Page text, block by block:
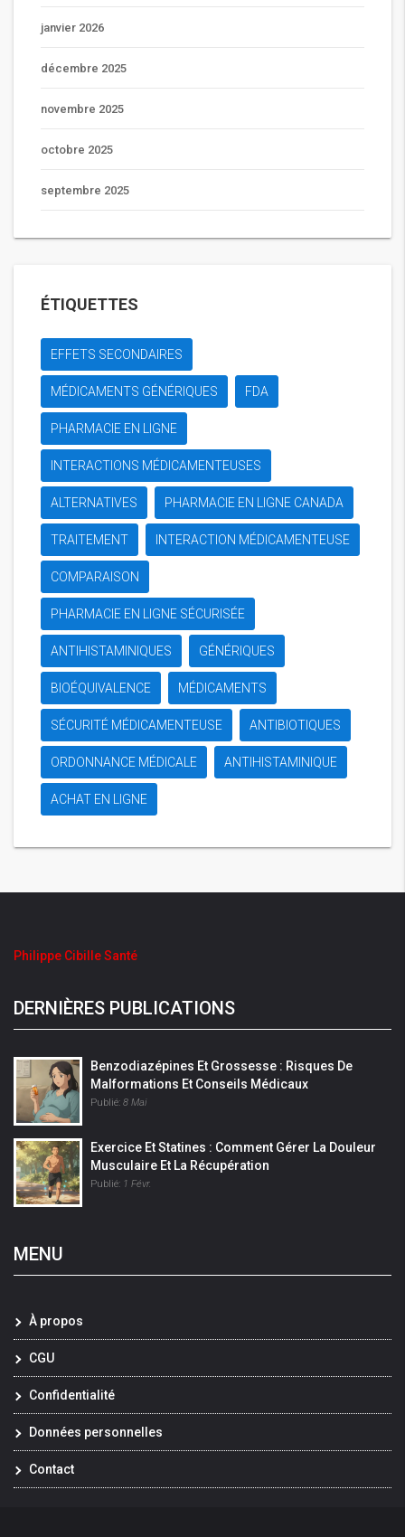
janvier 2026
décembre 2025
novembre 2025
octobre 2025
septembre 2025
ÉTIQUETTES
EFFETS SECONDAIRES
MÉDICAMENTS GÉNÉRIQUES FDA
PHARMACIE EN LIGNE
INTERACTIONS MÉDICAMENTEUSES
ALTERNATIVES PHARMACIE EN LIGNE CANADA
TRAITEMENT INTERACTION MÉDICAMENTEUSE
COMPARAISON
PHARMACIE EN LIGNE SÉCURISÉE
ANTIHISTAMINIQUES GÉNÉRIQUES
BIOÉQUIVALENCE MÉDICAMENTS
SÉCURITÉ MÉDICAMENTEUSE ANTIBIOTIQUES
ORDONNANCE MÉDICALE ANTIHISTAMINIQUE
ACHAT EN LIGNE
Philippe Cibille Santé
DERNIÈRES PUBLICATIONS
Benzodiazépines Et Grossesse : Risques De
Malformations Et Conseils Médicaux
Publié: 8 Mai
Exercice Et Statines : Comment Gérer La Douleur
Musculaire Et La Récupération
Publié: 1 Févr.
MENU
À propos
CGU
Confidentialité
Données personnelles
Contact